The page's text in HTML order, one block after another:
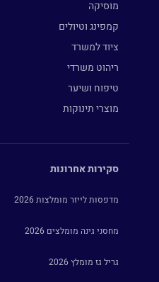
מוסיקה
קמפינג וטיולים
ציוד למשרד
ריהוט משרדי
טיפוח ושיער
מוצרי תינוקות
סקירות אחרונות
מדפסות לייזר מומלצות 2026
מחסני גינה מומלצים 2026
גריל גז מומלץ 2026